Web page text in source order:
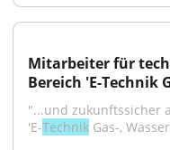
Mitarbeiter für
Bereich 'E-Technik
"...und zukunftssicher
'E-Technik Gas-,